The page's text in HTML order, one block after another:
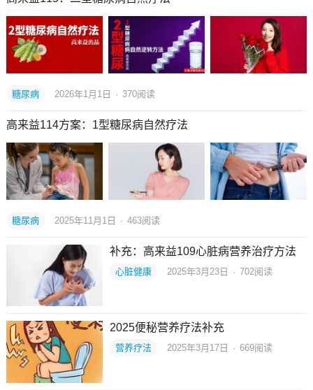
糖尿病 2026年1月1日 · 370阅读
高来益114方案：1型糖尿病自然疗法
糖尿病 2025年11月1日 · 463阅读
补充：高来益109心脏病营养治疗方法
心脏健康 2025年3月23日 · 702阅读
2025便秘营养疗法补充
营养疗法 2025年3月17日 · 669阅读